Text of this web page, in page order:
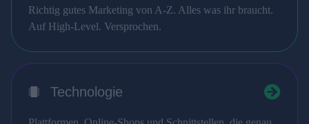
Richtig gutes Marketing von A-Z. Alles was ihr braucht.
Auf High-Level. Versprochen.
Technologie